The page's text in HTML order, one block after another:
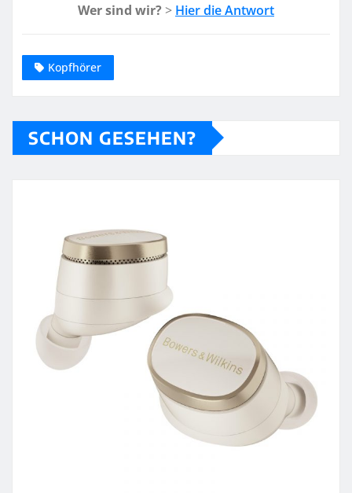
Wer sind wir? > Hier die Antwort
Kopfhörer
SCHON GESEHEN?